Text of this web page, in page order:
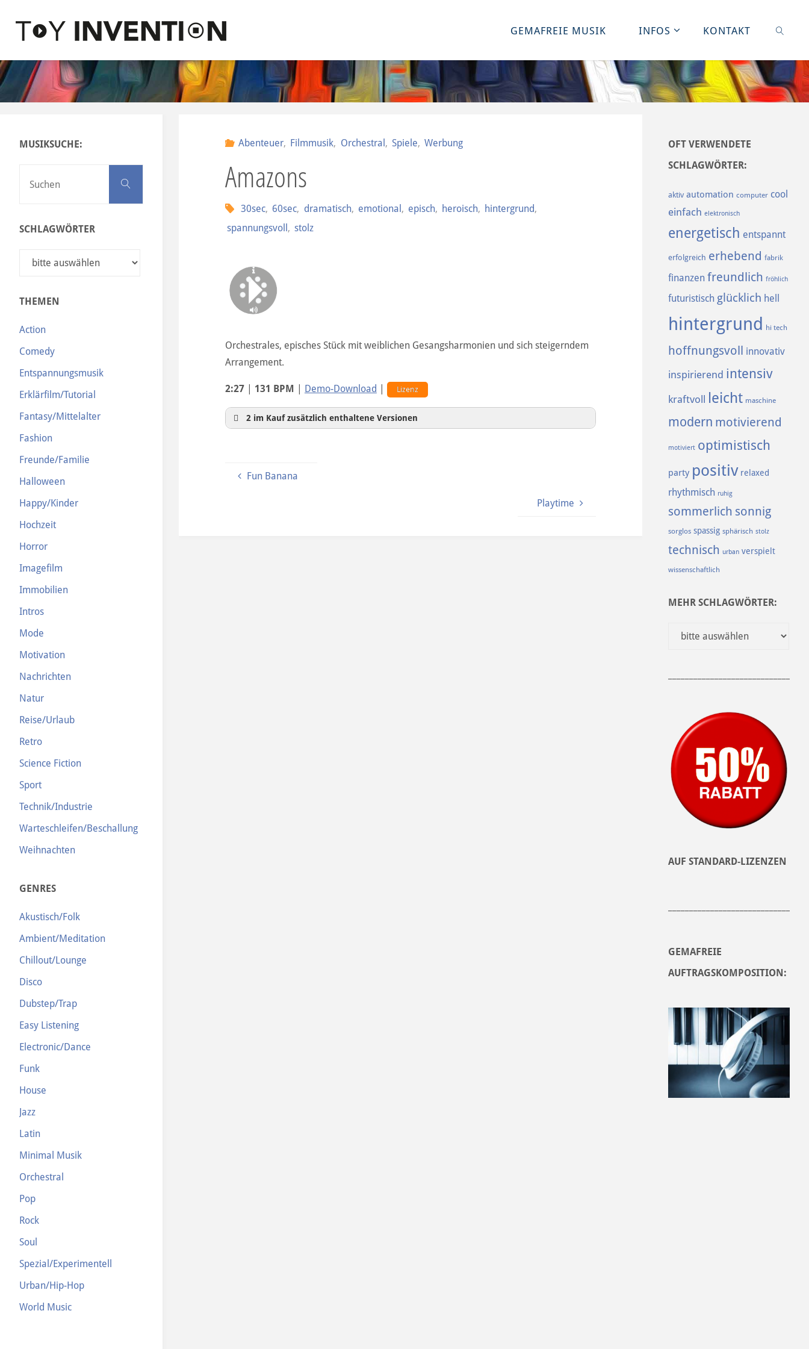
O
I
V
E
N
I
N
GEMAFREIE MUSIK INFOS KONTAKT
Abenteuer, Filmmusik, Orchestral , Spiele, Werbung
Amazons
30sec, 60sec, dramatisch, emotional , episch, heroisch, hintergrund,
spannungsvoll , stolz
Orchestrales, episches Stück mit weiblichen Gesangsharmonien und sich steigerndem
Arrangement.
2:27| 131 BPM Demo-Download Lizenz
2 im Kauf zusätzlich enthaltene Versionen
Fun Banana
Playtime
MUSIKSUCHE:
Suchen
SCHLAGWÖRTER
THEMEN
Action
Comedy
Entspannungsmusik
Erklärfilm/Tutorial
Fantasy/Mittelalter
Fashion
Freunde/Familie
Halloween
Happy/Kinder
Hochzeit
Horror
Imagefilm
Immobilien
Intros
Mode
Motivation
Nachrichten
Natur
Reise/Urlaub
Retro
Science Fiction
Sport
Technik/Industrie
Warteschleifen/Beschallung
Weihnachten
GENRES
Akustisch/Folk
Ambient/Meditation
Chillout/Lounge
Disco
Dubstep/Trap
Easy Listening
Electronic/Dance
Funk
House
Jazz
Latin
Minimal Musik
Orchestral
Pop
Rock
Soul
Spezial/Experimentell
Urban/Hip-Hop
World Music
OFT VERWENDETE
SCHLAGWÖRTER:
aktiv automation computer cool
einfach elektronisch
energetisch entspannt
erfolgreich erhebend fabrik
finanzen freundlich fröhlich
futuristisch glücklich hell
hintergrund hi tech
hoffnungsvoll innovativ
inspirierend intensiv
kraftvoll leicht maschine
modern motivierend
motiviert optimistisch
party positiv relaxed
rhythmisch ruhig
sommerlich sonnig
sorglos spassig sphärisch stolz
technisch urban verspielt
wissenschaftlich
MEHR SCHLAGWÖRTER:
AUF STANDARD-LIZENZEN
GEMAFREIE
AUFTRAGSKOMPOSITION: